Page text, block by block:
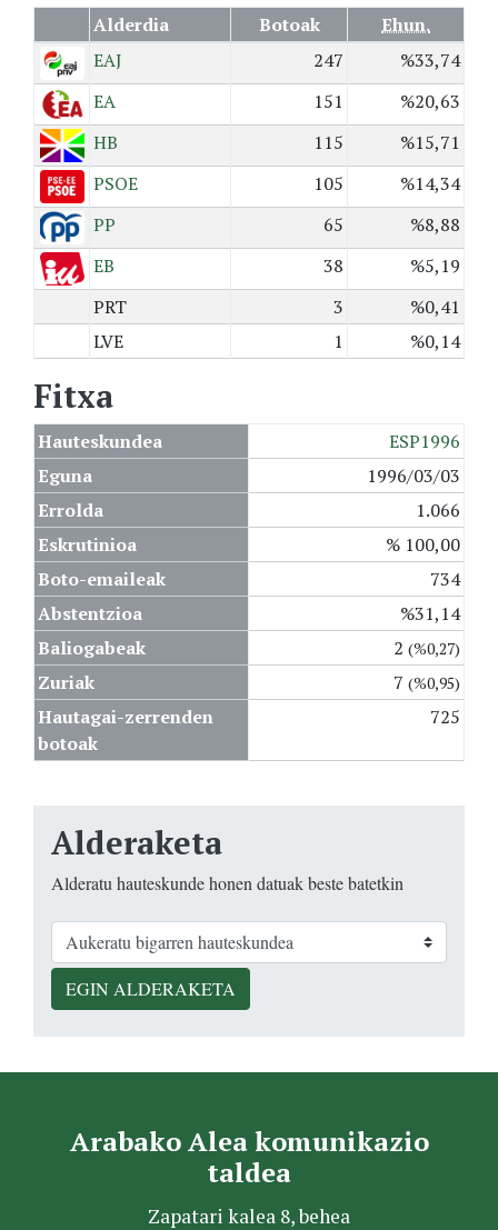
Alderdia Botoak
Ehun.
EAJ
247
%33,74
EA
151
%20,63
HB
115
%15,71
PSOE
105
%14,34
PP
65
%8,88
EB
38
%5,19
PRT
3
%0,41
LVE
1 %0,14
Fitxa
Hauteskundea
ESP1996
Eguna
1996/03/03
Errolda
1.066
Eskrutinioa
% 100,00
Boto-emaileak
734
Abstentzioa
%31,14
Baliogabeak
2 (%0,27)
Zuriak 7 (%0,95)
Hautagai-zerrenden
botoak
725
Alderaketa
Alderatu hauteskunde honen datuak beste batetkin
EGIN ALDERAKETA
Arabako Alea komunikazio
taldea
Zapatari kalea 8, behea